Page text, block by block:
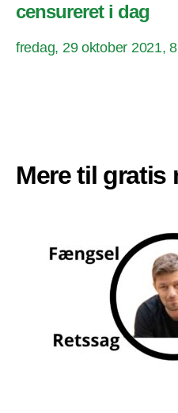
censureret i dag
fredag, 29 oktober 2021,
Mere til gratis